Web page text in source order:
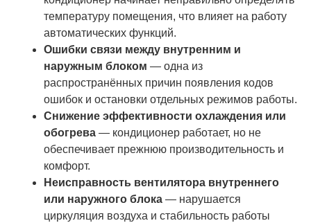
температуру помещения, что влияет на работу
автоматических функций.
Ошибки связи между внутренним и
наружным блоком — одна из
распространённых причин появления кодов
ошибок и остановки отдельных режимов работы.
Снижение эффективности охлаждения или
обогрева — кондиционер работает, но не
обеспечивает прежнюю производительность и
комфорт.
Неисправность вентилятора внутреннего
или наружного блока — нарушается
циркуляция воздуха и стабильность работы